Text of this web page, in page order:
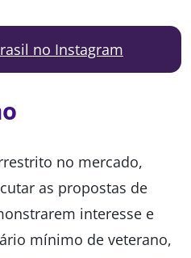
no Instagram
no mercado,
as propostas de
interesse e
mínimo de veterano,